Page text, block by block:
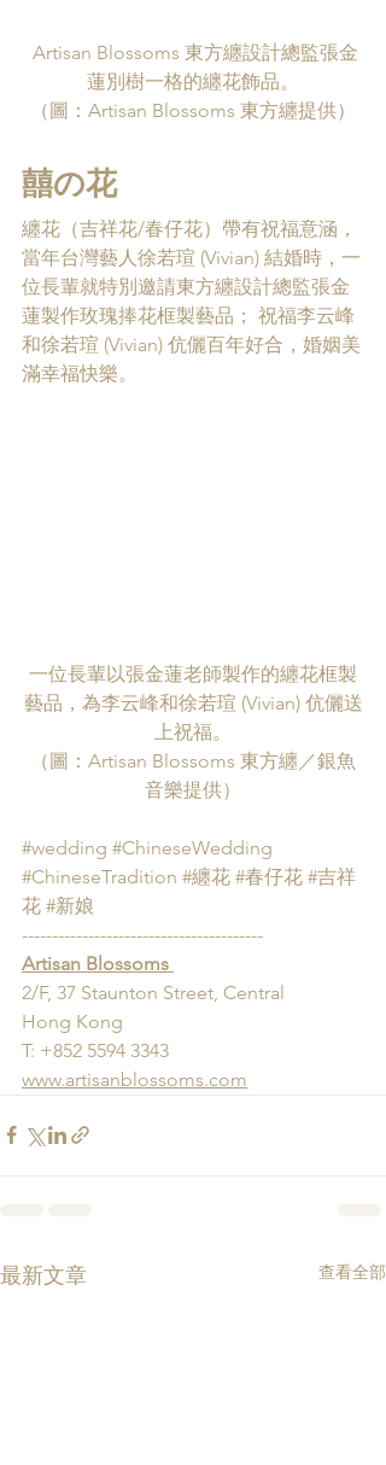
Artisan Blossoms 東方纏設計總監張金
蓮別樹一格的纏花飾品。
（圖：Artisan Blossoms 東方纏提供）
囍の花
纏花（吉祥花/春仔花）帶有祝福意涵，
當年台灣藝人徐若瑄 (Vivian) 結婚時，一
位長輩就特別邀請東方纏設計總監張金
蓮製作玫瑰捧花框製藝品； 祝福李云峰
和徐若瑄 (Vivian) 伉儷百年好合，婚姻美
滿幸福快樂。
一位長輩以張金蓮老師製作的纏花框製
藝品，為李云峰和徐若瑄 (Vivian) 伉儷送
上祝福。
（圖：Artisan Blossoms 東方纏／銀魚
音樂提供）
#wedding #ChineseWedding
#ChineseTradition #纏花 #春仔花 #吉祥
花 #新娘
----------------------------------------
Artisan Blossoms
2/F, 37 Staunton Street, Central
Hong Kong
T: +852 5594 3343
www.artisanblossoms.com
最新文章 查看全部